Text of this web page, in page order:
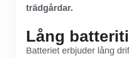
trädgårdar.
Lång
Batteriet erbjuder lång